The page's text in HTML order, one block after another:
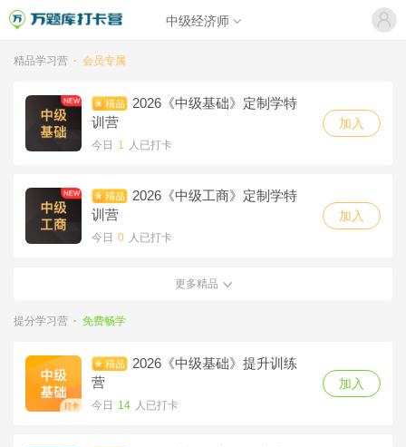
中级经济师
精品学习营 · 会员专属
2026《中级基础》定制学特
训营
今日 1 人已打卡
加入
2026《中级工商》定制学特
训营
今日 0 人已打卡
加入
2026《中级人力》定制学特
今日 1
训营
加入
更多精品
提分学习营 · 免费畅学
2026《中级基础》提升训练
营
今日 14 人已打卡
加入